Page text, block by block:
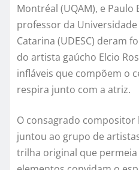
Montréal (UQAM), e
professor da
Catarina (UDESC) deram
do artista gaúcho Elcio
infláveis que compõem o
respira junto com a atriz.
O consagrado compositor
juntou ao grupo de
trilha original que permeia